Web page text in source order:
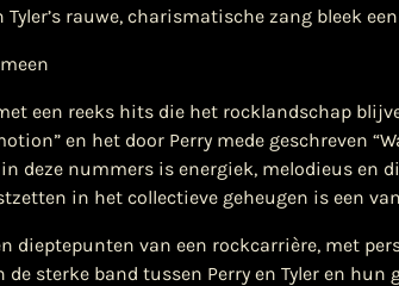
rauwe, charismatische zang bleek
een reeks hits die het rocklandschap
en het door Perry mede geschreven
deze nummers is energiek, melodieus en
in het collectieve geheugen is een
dieptepunten van een rockcarrière, met
sterke band tussen Perry en Tyler en hun